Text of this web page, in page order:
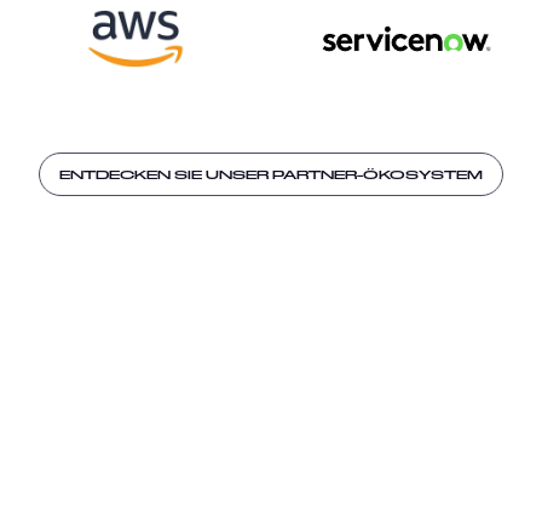
ENTDECKEN SIE UNSER PARTNER-ÖKOSYSTEM